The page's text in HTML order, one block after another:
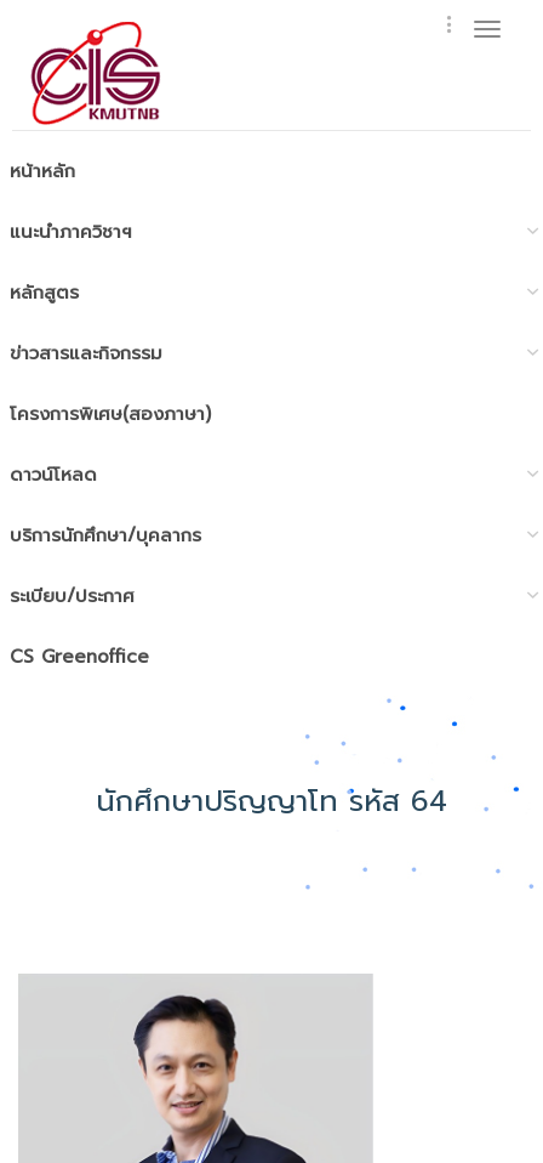
หน้าหลัก
แนะนำภาควิชาฯ
หลักสูตร
ข่าวสารและกิจกรรม
โครงการพิเศษ(สองภาษา)
ดาวน์โหลด
บริการนักศึกษา/บุคลากร
ระเบียบ/ประกาศ
CS Greenoffice
นักศึกษาปริญญาโท รหัส 64